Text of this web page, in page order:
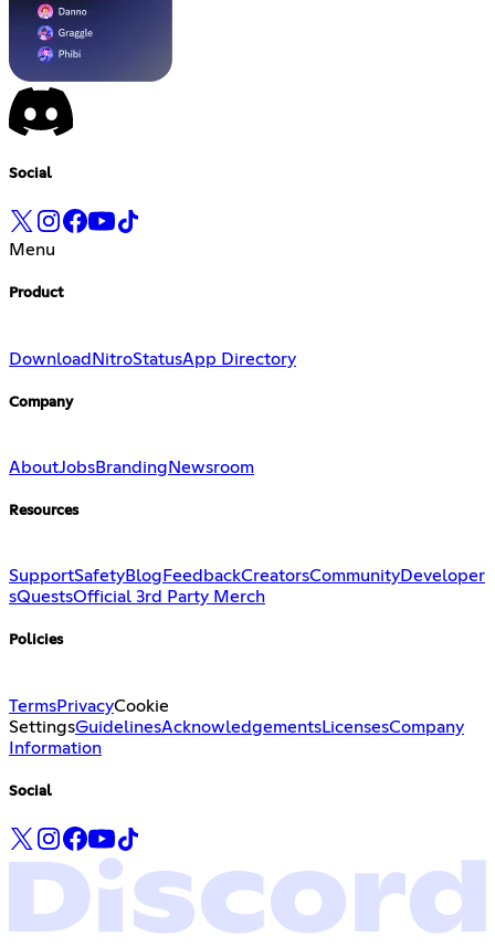
Social
Menu
Product
DownloadNitroStatusApp Directory
Company
AboutJobsBranding Newsroom
Resources
SupportSafetyBlog FeedbackCreatorsCommunityDeveloper
sQuestsOfficial 3rd Party Merch
Policies
TermsPrivacyCookie
SettingsGuidelinesAcknowledgementsLicensesCompany
Information
Social